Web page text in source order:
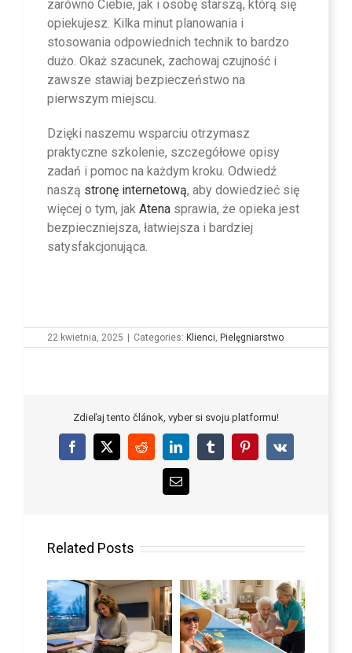
zarówno Ciebie, jak i osobę starszą, którą się
opiekujesz. Kilka minut planowania i
stosowania odpowiednich technik to bardzo
dużo. Okaż szacunek, zachowaj czujność i
zawsze stawiaj bezpieczeństwo na
pierwszym miejscu.
Dzięki naszemu wsparciu otrzymasz
praktyczne szkolenie, szczegółowe opisy
zadań i pomoc na każdym kroku. Odwiedź
naszą stronę internetową, aby dowiedzieć się
więcej o tym, jak Atena sprawia, że opieka jest
bezpieczniejsza, łatwiejsza i bardziej
satysfakcjonująca.
22 kwietnia, 2025 | Categories: Klienci Pielęgniarstwo
Zdieľaj tento článok, vyber si svoju platformu!
Facebook
X RedditLinkedInTumblrPinterest
Vk
Email
Related Posts